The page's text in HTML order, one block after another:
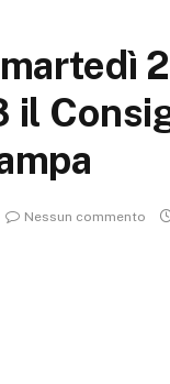
Nessun commento